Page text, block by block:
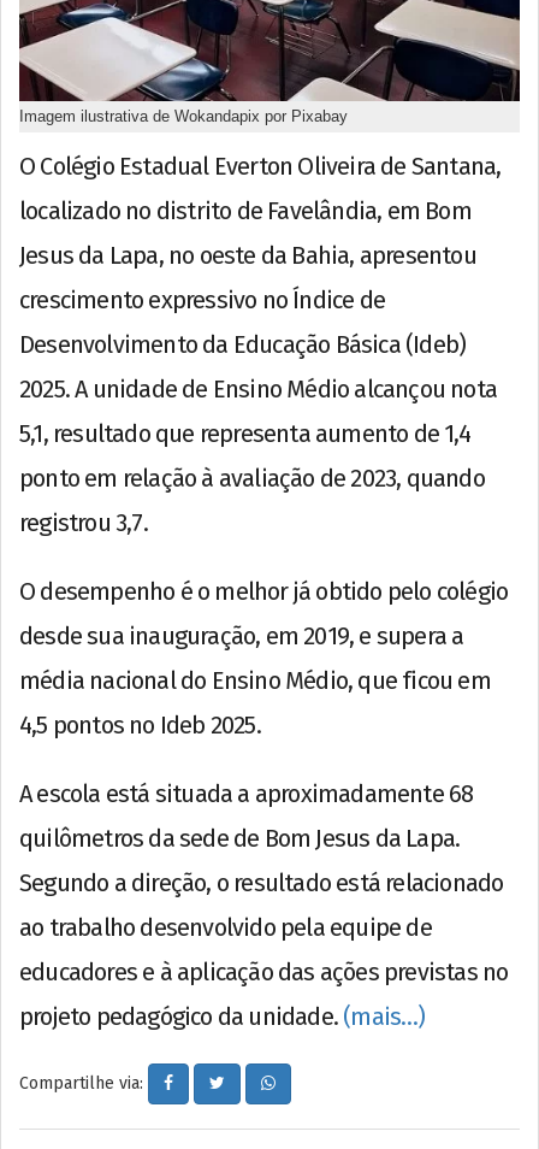
Imagem ilustrativa de Wokandapix por Pixabay
O Colégio Estadual Everton Oliveira de Santana,
localizado no distrito de Favelândia, em Bom
Jesus da Lapa, no oeste da Bahia, apresentou
crescimento expressivo no Índice de
Desenvolvimento da Educação Básica (Ideb)
2025. A unidade de Ensino Médio alcançou nota
5,1, resultado que representa aumento de 1,4
ponto em relação à avaliação de 2023, quando
registrou 3,7.
O desempenho é o melhor já obtido pelo colégio
desde sua inauguração, em 2019, e supera a
média nacional do Ensino Médio, que ficou em
4,5 pontos no Ideb 2025.
A escola está situada a aproximadamente 68
quilômetros da sede de Bom Jesus da Lapa.
Segundo a direção, o resultado está relacionado
ao trabalho desenvolvido pela equipe de
educadores e à aplicação das ações previstas no
projeto pedagógico da unidade. (mais…)
Compartilhe via: